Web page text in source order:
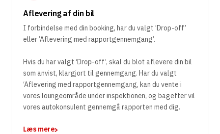
Aflevering af din bil
I forbindelse med din booking, har du valgt ’Drop-off’
eller ’Aflevering med rapportgennemgang’.
Hvis du har valgt ‘Drop-off’, skal du blot aflevere din bil
som anvist, klargjort til gennemgang. Har du valgt
‘Aflevering med rapportgennemgang, kan du vente i
vores loungeområde under inspektionen, og bagefter vil
vores autokonsulent gennemgå rapporten med dig.
Læs mere